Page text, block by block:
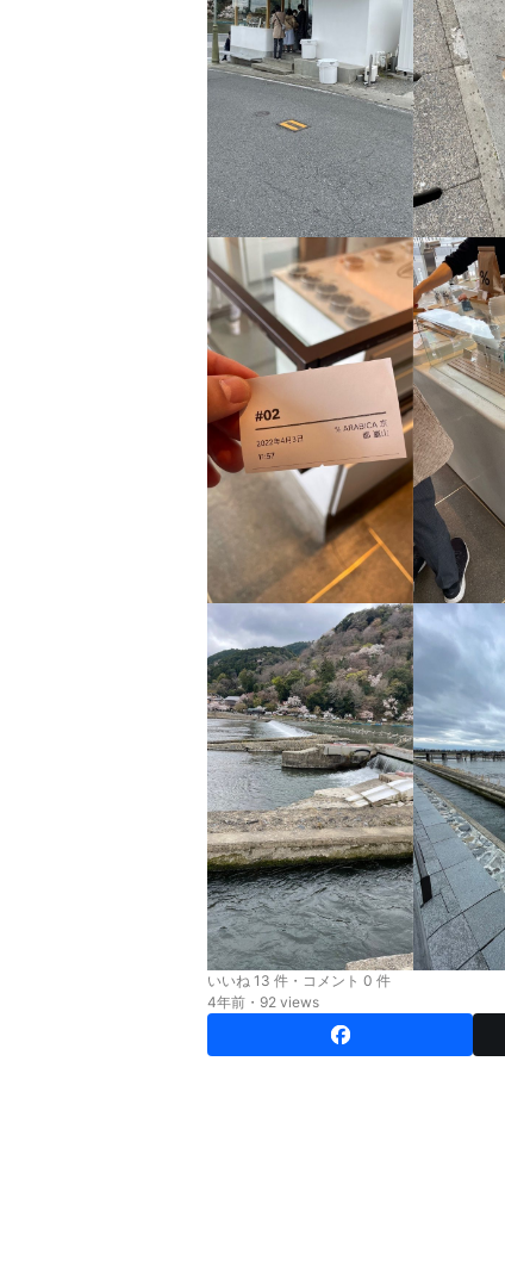
いいね 13 件・コメント 0 件
4年前・92 views